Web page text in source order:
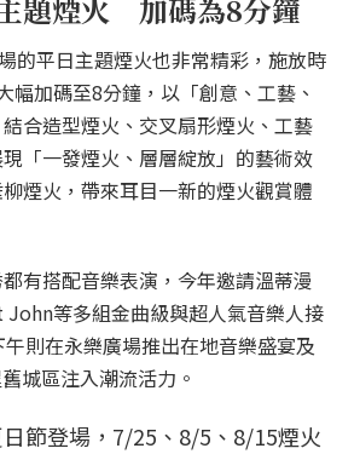
題煙火 加碼為8分鐘
的平日主題煙火也非常精彩，施放時
幅加碼至8分鐘，以「創意、工藝、
合造型煙火、交叉扇形煙火、工藝
「一發煙火、層層綻放」的藝術效
煙火，帶來耳目一新的煙火觀賞體
有搭配音樂表演，今年邀請溫蒂漫
等多組金曲級與超人氣音樂人接
則在永樂廣場推出在地音樂盛宴及
城區注入潮流活力。